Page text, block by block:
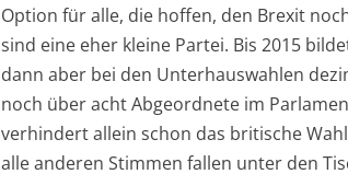
Option für alle, die hoffen, den Brexit
sind eine eher kleine Partei. Bis 2015
dann aber bei den Unterhauswahlen
noch über acht Abgeordnete im
verhindert allein schon das britische
alle anderen Stimmen fallen unter den